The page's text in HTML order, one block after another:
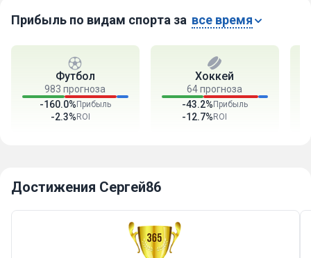
Прибыль по видам спорта за все время
Футбол
983 прогноза
-160.0%
-2.3%
Прибыль
ROI
Хоккей
64 прогноза
-43.2%
-12.7%
Прибыль
ROI
Достижения Сергей86